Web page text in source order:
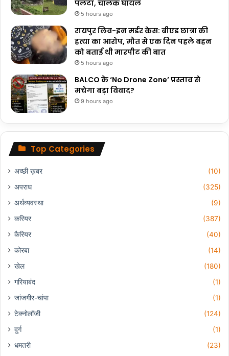
पलटा, चालक घायल
5 hours ago
रायपुर लिव-इन मर्डर केस: बीएड छात्रा की
हत्या का आरोप, मौत से एक दिन पहले बहन
को बताई थी मारपीट की बात
5 hours ago
BALCO के ‘No Drone Zone’ प्रस्ताव से
मचेगा बड़ा विवाद?
9 hours ago
Top Categories
अच्छी ख़बर
(10)
अपराध
(325)
अर्थव्यवस्था
(9)
करियर
(387)
कैरियर
(40)
कोरबा
(14)
खेल
(180)
गरियाबंद
(1)
जांजगीर-चांपा
(1)
टेक्नोलॉजी
(124)
दुर्ग
(1)
धमतरी
(23)